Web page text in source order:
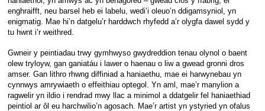
enghraifft, neu barsel heb ei labelu, wedi’i oleuo’n ddigamsyniol, yn
enigmatig. Mae hi’n datgelu’r harddwch rhyfedd a’r olygfa dawel sydd y
tu hwnt i’r weithred.
Gwneir y peintiadau trwy gymhwyso gwydreddion tenau olynol o baent
olew tryloyw, gan ganiatáu i lawer o haenau o liw a gwead gronni dros
amser. Gan lithro rhwng diffiniad a haniaethu, mae ei harwynebau yn
cynnwys amrywiaeth o effeithiau optegol. Yn aml, mae’r manylion a
ragwelir yn ildio i rendrad mwy llac a minimol a ddatgelir fel haniaethiad
peintiol ar ôl eu harchwilio’n agosach. Mae’r artist yn ystyried yn ofalus